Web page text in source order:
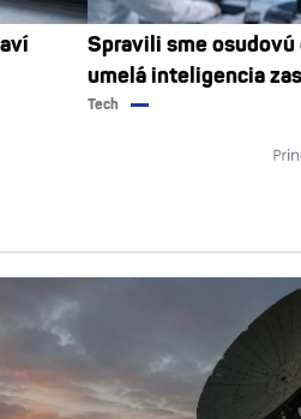
Spravili sme osudovú
umelá inteligencia
Tech